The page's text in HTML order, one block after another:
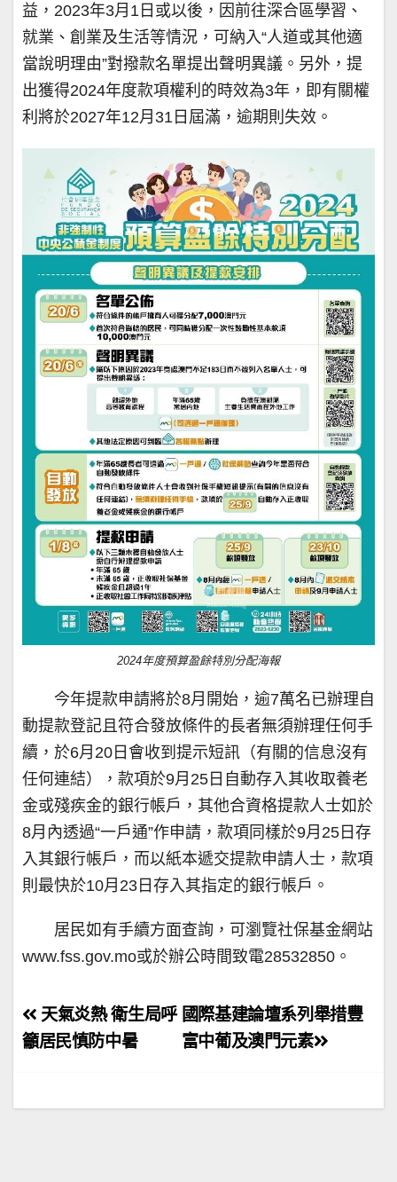
益，2023年3月1日或以後，因前往深合區學習、
就業、創業及生活等情況，可納入“人道或其他適
當說明理由”對撥款名單提出聲明異議。另外，提
出獲得2024年度款項權利的時效為3年，即有關權
利將於2027年12月31日屆滿，逾期則失效。
2024年度預算盈餘特別分配海報
今年提款申請將於8月開始，逾7萬名已辦理自
動提款登記且符合發放條件的長者無須辦理任何手
續，於6月20日會收到提示短訊（有關的信息沒有
任何連結），款項於9月25日自動存入其收取養老
金或殘疾金的銀行帳戶，其他合資格提款人士如於
8月內透過“一戶通”作申請，款項同樣於9月25日存
入其銀行帳戶，而以紙本遞交提款申請人士，款項
則最快於10月23日存入其指定的銀行帳戶。
居民如有手續方面查詢，可瀏覽社保基金網站
www.fss.gov.mo或於辦公時間致電28532850。
文
章
覽
國際基建論壇系列舉措豐
富中葡及澳門元素
天氣炎熱 衛生局呼
籲居民慎防中暑